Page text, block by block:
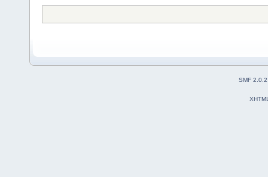
SMF 2.0.2